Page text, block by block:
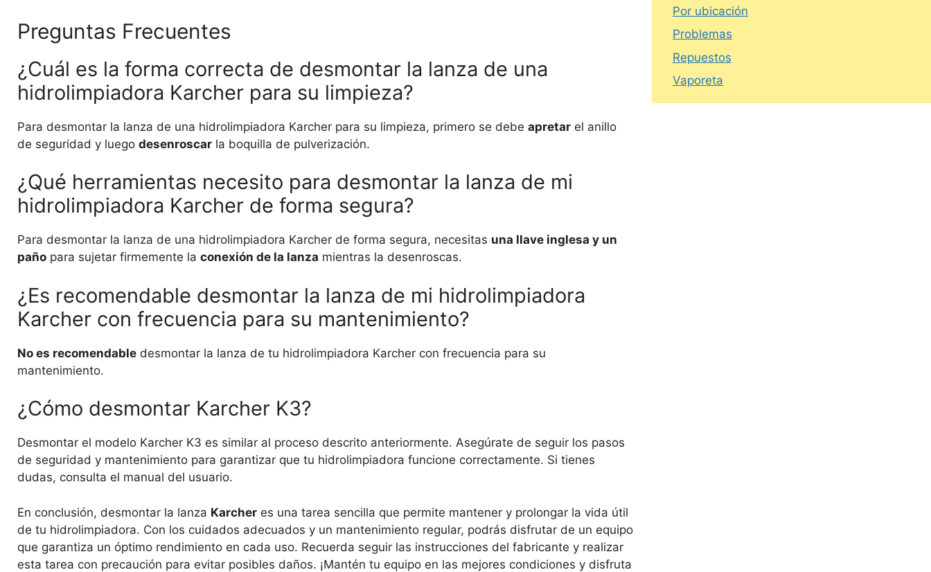
Preguntas Frecuentes
¿Cuál es la forma correcta de desmontar la lanza de una
hidrolimpiadora Karcher para su limpieza?
Para desmontar la lanza de una hidrolimpiadora Karcher para su limpieza, primero se debe apretar el anillo
de seguridad y luego desenroscar la boquilla de pulverización.
¿Qué herramientas necesito para desmontar la lanza de mi
hidrolimpiadora Karcher de forma segura?
Para desmontar la lanza de una hidrolimpiadora Karcher de forma segura, necesitas una llave inglesa y un
paño para sujetar firmemente la conexión de la lanza mientras la desenroscas.
¿Es recomendable desmontar la lanza de mi hidrolimpiadora
Karcher con frecuencia para su mantenimiento?
No es recomendable desmontar la lanza de tu hidrolimpiadora Karcher con frecuencia para su
mantenimiento.
¿Cómo desmontar Karcher K3?
Desmontar el modelo Karcher K3 es similar al proceso descrito anteriormente. Asegúrate de seguir los pasos
de seguridad y mantenimiento para garantizar que tu hidrolimpiadora funcione correctamente. Si tienes
dudas, consulta el manual del usuario.
En conclusión, desmontar la lanza Karcher es una tarea sencilla que permite mantener y prolongar la vida útil
de tu hidrolimpiadora. Con los cuidados adecuados y un mantenimiento regular, podrás disfrutar de un equipo
que garantiza un óptimo rendimiento en cada uso. Recuerda seguir las instrucciones del fabricante y realizar
esta tarea con precaución para evitar posibles daños. ¡Mantén tu equipo en las mejores condiciones y disfruta
Por ubicación
Problemas
Repuestos
Vaporeta